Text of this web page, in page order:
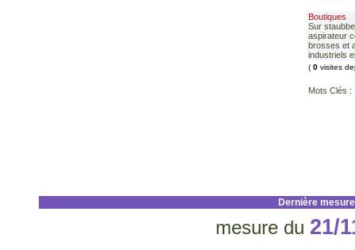
Boutiques
Sur
aspirateur
brosses et
industriels
( 0 visites
Mots Clés :
Dernière mesure
mesure du 21/